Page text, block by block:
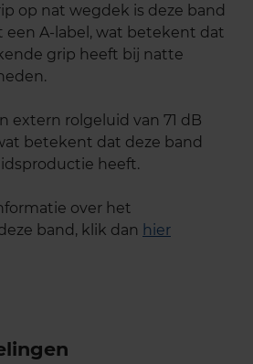
op nat wegdek is deze band
een A-label, wat betekent dat
grip heeft bij natte
extern rolgeluid van 71 dB
betekent dat deze band
heeft.
over het
band, klik dan hier